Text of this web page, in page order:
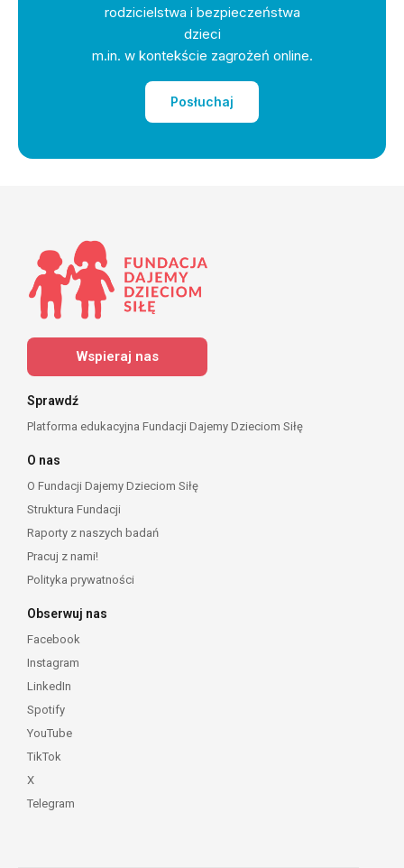
rodzicielstwa i bezpieczeństwa
dzieci
m.in. w kontekście zagrożeń online.
Posłuchaj
Wspieraj nas
Sprawdź
Platforma edukacyjna Fundacji Dajemy Dzieciom Siłę
O nas
O Fundacji Dajemy Dzieciom Siłę
Struktura Fundacji
Raporty z naszych badań
Pracuj z nami!
Polityka prywatności
Obserwuj nas
Facebook
Instagram
LinkedIn
Spotify
YouTube
TikTok
X
Telegram